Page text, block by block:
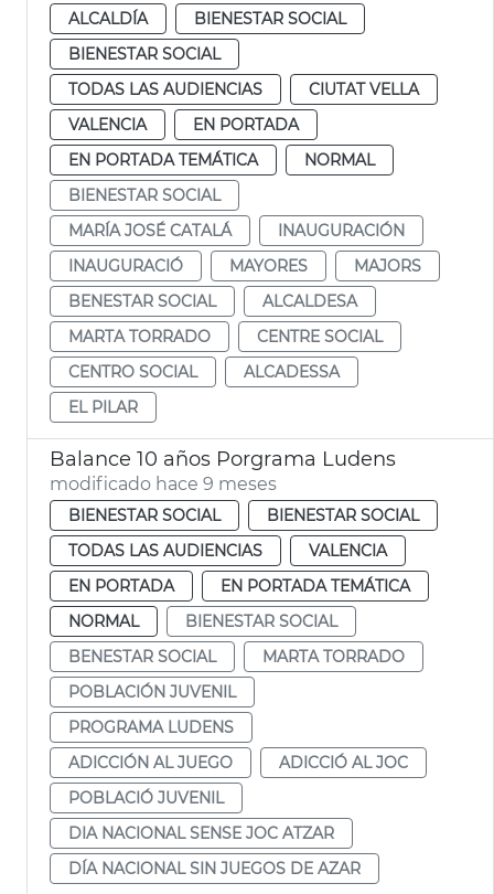
ALCALDÍA
BIENESTAR SOCIAL
BIENESTAR SOCIAL
TODAS LAS AUDIENCIAS
CIUTAT VELLA
VALENCIA
EN PORTADA
EN PORTADA TEMÁTICA
NORMAL
BIENESTAR SOCIAL
MARÍA JOSÉ CATALÁ
INAUGURACIÓN
INAUGURACIÓ
MAYORES
MAJORS
BENESTAR SOCIAL
ALCALDESA
MARTA TORRADO
CENTRE SOCIAL
CENTRO SOCIAL
ALCADESSA
EL PILAR
Balance 10 años Porgrama Ludens
modificado hace 9 meses
BIENESTAR SOCIAL
BIENESTAR SOCIAL
TODAS LAS AUDIENCIAS
VALENCIA
EN PORTADA
EN PORTADA TEMÁTICA
NORMAL
BIENESTAR SOCIAL
BENESTAR SOCIAL
MARTA TORRADO
POBLACIÓN JUVENIL
PROGRAMA LUDENS
ADICCIÓN AL JUEGO
ADICCIÓ AL JOC
POBLACIÓ JUVENIL
DIA NACIONAL SENSE JOC ATZAR
DÍA NACIONAL SIN JUEGOS DE AZAR